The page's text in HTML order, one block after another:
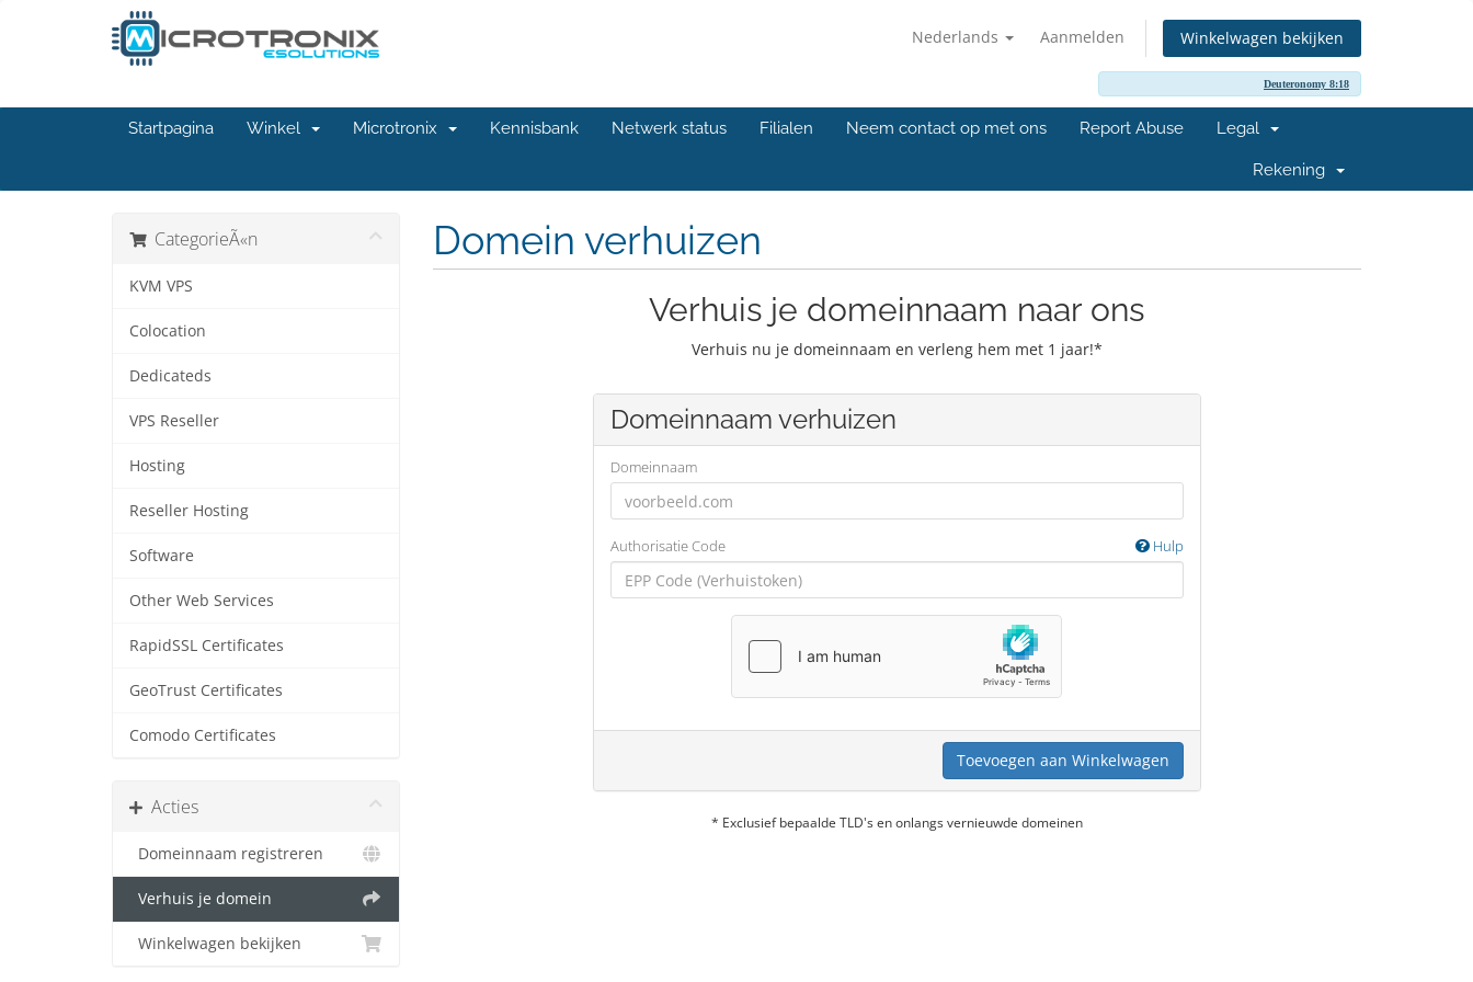
Nederlands Aanmelden Winkelwagen bekijken
Deuteronomy 8:18
Startpagina Winkel Microtronix Kennisbank Netwerk status Filialen Neem contact op met ons Report Abuse Legal
Rekening
CategorieÃ«n
KVM VPS
Colocation
Dedicateds
VPS Reseller
Hosting
Reseller Hosting
Software
Other Web Services
RapidSSL Certificates
GeoTrust Certificates
Comodo Certificates
Acties
Domeinnaam registreren
Verhuis je domein
Winkelwagen bekijken
Domein verhuizen
Verhuis je domeinnaam naar ons
Verhuis nu je domeinnaam en verleng hem met 1 jaar!*
Domeinnaam verhuizen
Domeinnaam
Authorisatie Code Hulp
Toevoegen aan Winkelwagen
* Exclusief bepaalde TLD's en onlangs vernieuwde domeinen